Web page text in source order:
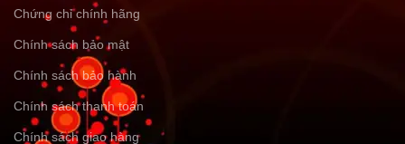
Chứng chỉ chính hãng
Chính sách bảo mật
Chính sách bảo hành
Chính sách thanh toán
Chính sách giao hàng